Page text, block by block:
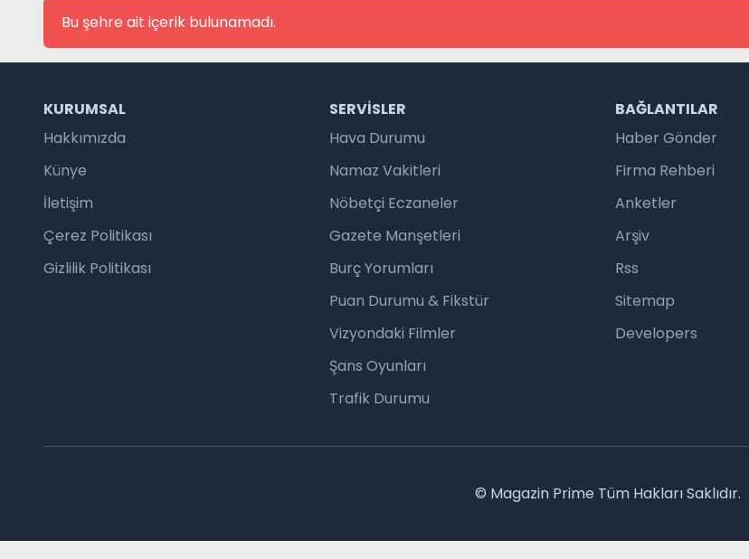
Bu şehre ait içerik bulunamadı.
KURUMSAL
Hakkımızda
Künye
İletişim
Çerez Politikası
Gizlilik Politikası
SERVISLER
Hava Durumu
Namaz Vakitleri
Nöbetçi Eczaneler
Gazete Manşetleri
Burç Yorumları
Puan Durumu & Fikstür
Vizyondaki Filmler
Şans Oyunları
Trafik Durumu
BAĞLANTILAR
Haber Gönder
Firma Rehberi
Anketler
Arşiv
Rss
Sitemap
Developers
© Magazin Prime Tüm Hakları Saklıdır.